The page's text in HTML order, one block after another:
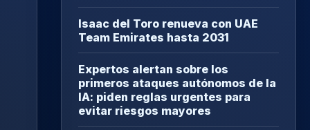
Isaac del Toro renueva con UAE
Team Emirates hasta 2031
Expertos alertan sobre los
primeros ataques autónomos de la
IA: piden reglas urgentes para
evitar riesgos mayores